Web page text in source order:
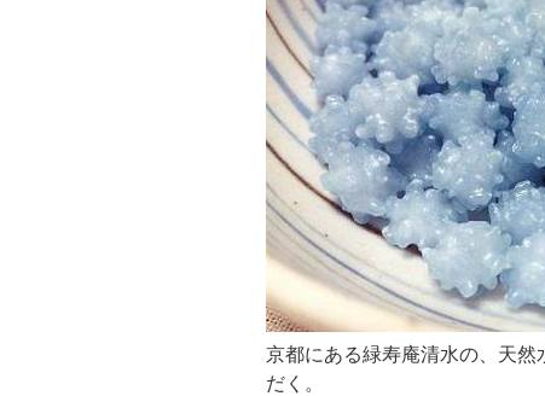
京都にある緑寿庵清水の、天然
だく。